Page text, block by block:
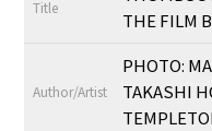
Title
THE FILM
Author/Artist
PHOTO:
TAKASHI